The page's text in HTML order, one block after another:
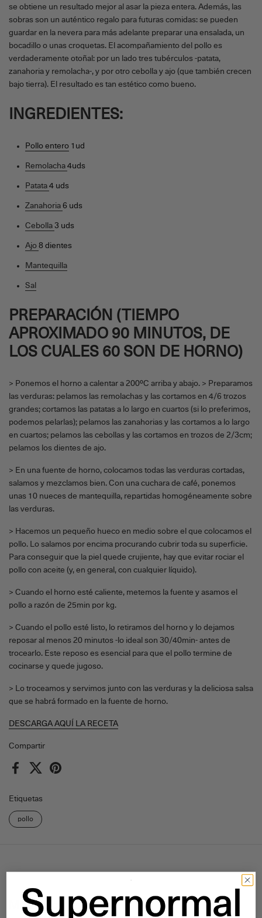
Compartir
FacebookX (Twitter)Pinterest
Etiquetas
pollo
se obtiene un resultado mejor al asar la pieza entera. Además, las
sobras son un auténtico regalo para futuras comidas: se pueden
guardar en la nevera para más adelante preparar una ensalada, un
bocadillo o unas croquetas. El acompañamiento del pollo es
verdaderamente otoñal: por un lado tres tubérculos -patata,
zanahoria y remolacha-, y por otro cebolla y ajo (que también crecen
bajo tierra). El resultado es tan estético como bueno.
INGREDIENTES:
Pollo entero 1ud
Remolacha 4uds
Patata 4 uds
Zanahoria 6 uds
Cebolla 3 uds
Ajo 8 dientes
Mantequilla
Sal
PREPARACIÓN (TIEMPO
APROXIMADO 90 MINUTOS, DE
LOS CUALES 60 SON DE HORNO)
> Ponemos el horno a calentar a 200ºC arriba y abajo. > Preparamos
las verduras: pelamos las remolachas y las cortamos en 4/6 trozos
grandes; cortamos las patatas a lo largo en cuartos (si lo preferimos,
podemos pelarlas); pelamos las zanahorias y las cortamos a lo largo
en cuartos; pelamos las cebollas y las cortamos en trozos de 2/3cm;
pelamos los dientes de ajo.
> En una fuente de horno, colocamos todas las verduras cortadas,
salamos y mezclamos bien. Con una cuchara de café, ponemos
unas 10 nueces de mantequilla, repartidas homogéneamente sobre
las verduras.
> Hacemos un pequeño hueco en medio sobre el que colocamos el
pollo. Lo salamos por encima procurando cubrir toda su superficie.
Para conseguir que la piel quede crujiente, hay que evitar rociar el
pollo con aceite (y, en general, con cualquier líquido).
> Cuando el horno esté caliente, metemos la fuente y asamos el
pollo a razón de 25min por kg.
> Cuando el pollo esté listo, lo retiramos del horno y lo dejamos
reposar al menos 20 minutos -lo ideal son 30/40min- antes de
trocearlo. Este reposo es esencial para que el pollo termine de
cocinarse y quede jugoso.
> Lo troceamos y servimos junto con las verduras y la deliciosa salsa
que se habrá formado en la fuente de horno.
DESCARGA AQUÍ LA RECETA
Más artículos